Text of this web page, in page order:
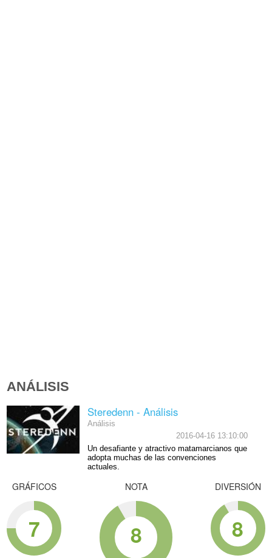
ANÁLISIS
Steredenn - Análisis
Análisis
2016-04-16 13:10:00
Un desafiante y atractivo matamarcianos que
adopta muchas de las convenciones
actuales.
GRÁFICOS
7
NOTA
8
DIVERSIÓN
8